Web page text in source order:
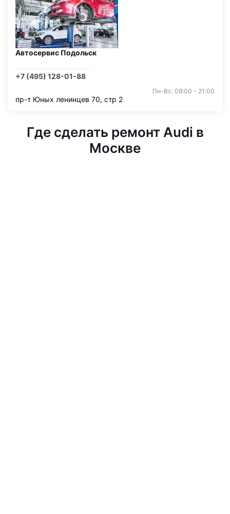
Автосервис Подольск
+7 (495) 128-01-88
Пн-Вс: 09:00 - 21:00
пр-т Юных ленинцев 70, стр 2
Где сделать ремонт Audi в
Москве